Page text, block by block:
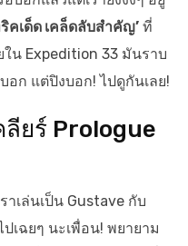
ริคเด็ด เคล็ดลับสำคัญ’ ที่
น Expedition 33 มันราบ
ก แต่ปิงบอก! ไปดูกันเลย!
ลียร์ Prologue
าเล่นเป็น Gustave กับ
เฉยๆ นะเพื่อน! พยายาม